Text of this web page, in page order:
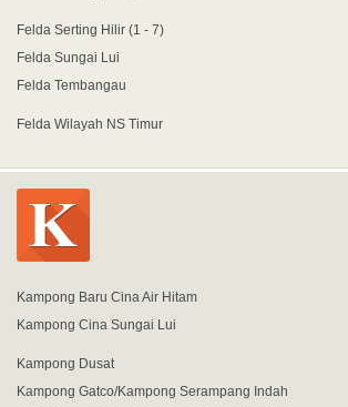
Felda Serting Hilir (1 - 7)
Felda Sungai Lui
Felda Tembangau
Felda Wilayah NS Timur
Kampong Baru Cina Air Hitam
Kampong Cina Sungai Lui
Kampong Dusat
Kampong Gatco/Kampong Serampang Indah